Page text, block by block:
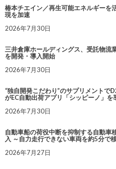
椿本チエイン／再生可能エネルギーを
現を加速
2026年7月30日
三井倉庫ホールディングス、受託物流
を開発・導入開始
2026年7月30日
“独自開発こだわり”のサプリメントで
がEC自動出荷アプリ「シッピーノ」を
2026年7月30日
自動車船の荷役中断を抑制する自動車
入 ～自力走行できない車両を約5分で
2026年7月27日